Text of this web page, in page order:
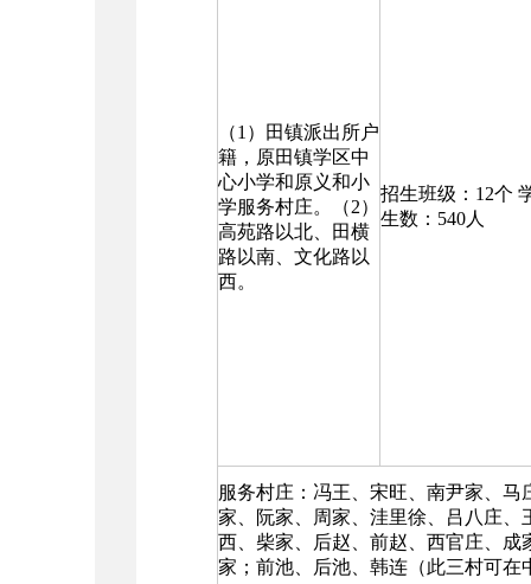
（1）田镇派出所户
籍，原田镇学区中
心小学和原义和小
学服务村庄。（2）
高苑路以北、田横
路以南、文化路以
西。
招生班级：12个
生数：540人
服务村庄：冯王、宋旺、南尹家、
家、阮家、周家、洼里徐、吕八庄
西、柴家、后赵、前赵、西官庄、
家；前池、后池、韩连（此三村可在